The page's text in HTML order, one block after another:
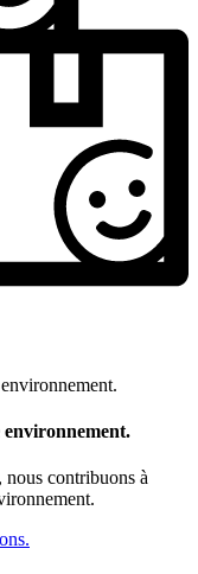
environnement.
nous contribuons à